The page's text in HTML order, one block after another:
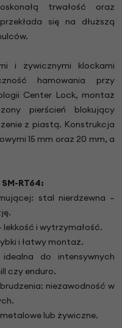
trwałość oraz
się na dłuższą
i żywicznymi klockami
hamowania przy
Center Lock, montaż
pierścień blokujący
z piastą. Konstrukcja
15 mm oraz 20 mm, a
RT64:
stal nierdzewna –
i wytrzymałość.
i łatwy montaż.
do intensywnych
czy enduro.
niezawodność w
lub żywiczne.